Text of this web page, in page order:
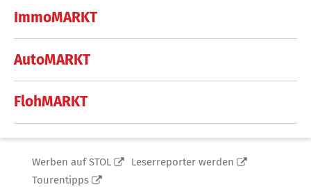
ImmoMARKT
AutoMARKT
FlohMARKT
Werben auf STOL
Leserreporter werden
Tourentipps